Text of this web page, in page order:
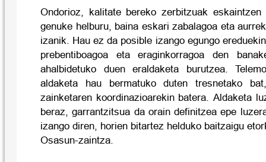
Ondorioz, kalitate bereko zerbitzuak
genuke helburu, baina eskari zabalagoa eta
izanik. Hau ez da posible izango egungo
prebentiboagoa eta eraginkorragoa den
ahalbidetuko duen eraldaketa burutzea.
aldaketa hau bermatuko duten tresnetako
zainketaren koordinazioarekin batera. Aldaketa
beraz, garrantzitsua da orain definitzea epe
izango diren, horien bitartez helduko baitzaigu
Osasun-zaintza.